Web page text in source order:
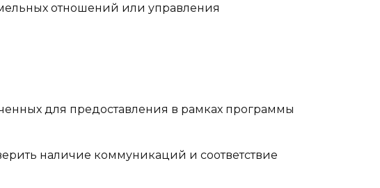
отношений или управления
для предоставления в рамках программы
наличие коммуникаций и соответствие